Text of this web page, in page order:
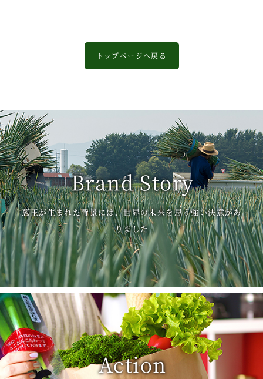
トップページへ戻る
Brand Story
葱王が生まれた背景には、世界の未来を思う強い決意があ
りました
Action